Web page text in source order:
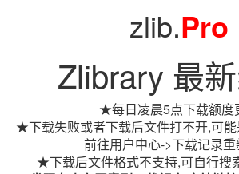
zlib.Pro
Zlibrary 最
★每日凌晨5点下载额度
★下载失败或者下载后文件打不开,可
前往用户中心->下载记录
★下载后文件格式不支持,可自行搜